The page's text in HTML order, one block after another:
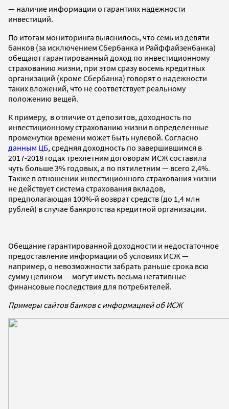
— наличие информации о гарантиях надежности
инвестиций.
По итогам мониторинга выяснилось, что семь из девяти
банков (за исключением Сбербанка и Райффайзенбанка)
обещают гарантированный доход по инвестиционному
страхованию жизни, при этом сразу восемь кредитных
организаций (кроме Сбербанка) говорят о надежности
таких вложений, что не соответствует реальному
положению вещей.
К примеру, в отличие от депозитов, доходность по
инвестиционному страхованию жизни в определенные
промежутки времени может быть нулевой. Согласно
данным ЦБ, средняя доходность по завершившимся в
2017-2018 годах трехлетним договорам ИСЖ составила
чуть больше 3% годовых, а по пятилетним — всего 2,4%.
Также в отношении инвестиционного страхования жизни
не действует система страхования вкладов,
предполагающая 100%-й возврат средств (до 1,4 млн
рублей) в случае банкротства кредитной организации.
Обещание гарантированной доходности и недостаточное
предоставление информации об условиях ИСЖ —
например, о невозможности забрать раньше срока всю
сумму целиком — могут иметь весьма негативные
финансовые последствия для потребителей.
Примеры сайтов банков с информацией об ИСЖ